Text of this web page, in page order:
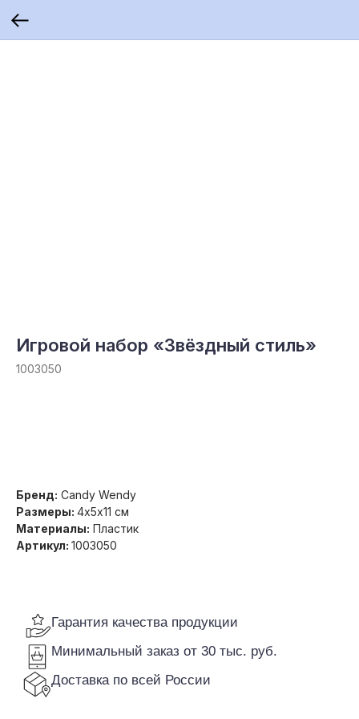
Игровой набор «Звёздный стиль»
1003050
Бренд: Candy Wendy
Размеры: 4х5х11 см
Материалы: Пластик
Артикул: 1003050